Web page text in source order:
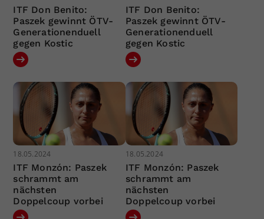
ITF Don Benito:
Paszek gewinnt ÖTV-
Generationenduell
gegen Kostic
ITF Don Benito:
Paszek gewinnt ÖTV-
Generationenduell
gegen Kostic
18.05.2024
ITF Monzón: Paszek
schrammt am
nächsten
Doppelcoup vorbei
18.05.2024
ITF Monzón: Paszek
schrammt am
nächsten
Doppelcoup vorbei